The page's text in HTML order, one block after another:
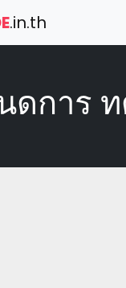
.in.th
ดการ